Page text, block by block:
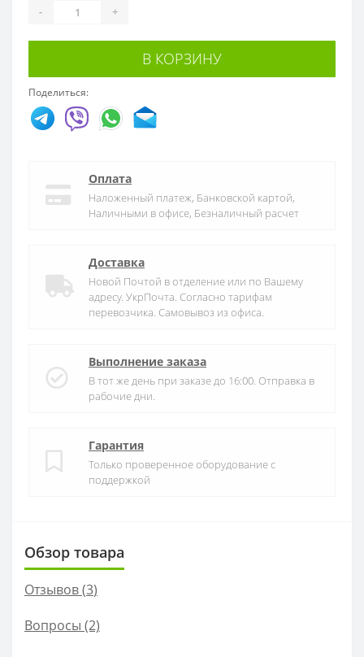
- +
В КОРЗИНУ
Поделиться:
Оплата
Наложенный платеж, Банковской картой,
Наличными в офисе, Безналичный расчет
Доставка
Новой Почтой в отделение или по Вашему
адресу. УкрПочта. Согласно тарифам
перевозчика. Самовывоз из офиса.
Выполнение заказа
В тот же день при заказе до 16:00. Отправка в
рабочие дни.
Гарантия
Только проверенное оборудование с
поддержкой
Обзор товара
Отзывов (3)
Вопросы (2)